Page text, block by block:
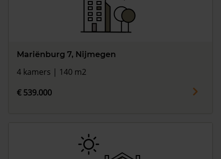
Mariënburg 7, Nijmegen
4 kamers | 140 m2
€ 539.000